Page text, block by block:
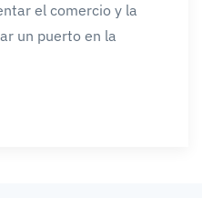
el comercio y la
un puerto en la